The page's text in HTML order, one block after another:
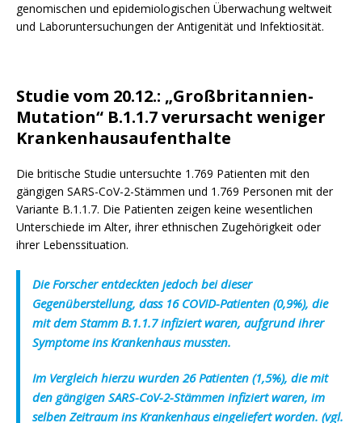
genomischen und epidemiologischen Überwachung weltweit
und Laboruntersuchungen der Antigenität und Infektiosität.
Studie vom 20.12.: „Großbritannien-
Mutation“ B.1.1.7verursacht weniger
Krankenhausaufenthalte
Die britische Studie untersuchte 1.769 Patienten mit den
gängigen SARS-CoV-2-Stämmen und 1.769 Personen mit der
Variante B.1.1.7. Die Patienten zeigen keine wesentlichen
Unterschiede im Alter, ihrer ethnischen Zugehörigkeit oder
ihrer Lebenssituation.
Die Forscher entdeckten jedoch bei dieser
Gegenüberstellung, dass 16 COVID-Patienten (0,9%), die
mit dem Stamm B.1.1.7 infiziert waren, aufgrund ihrer
Symptome ins Krankenhaus mussten.
Im Vergleich hierzu wurden 26 Patienten (1,5%), die mit
den gängigen SARS-CoV-2-Stämmen infiziert waren, im
selben Zeitraum ins Krankenhaus eingeliefert worden. (vgl.